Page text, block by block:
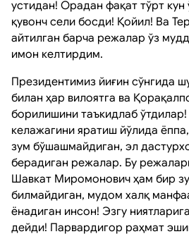
устидан! Орадан фақат тўрт кун
қувонч сели босди! Қойил! Ва
айтилган барча режалар ўз
имон келтирдим.
Президентимиз йиғин сўнгида
билан ҳар вилоятга ва
борилишини таъкидлаб
келажагини яратиш йўлида
зум бўшашмайдиган, эл
берадиган режалар. Бу
Шавкат Миромонович ҳам бир
билмайдиган, мудом халқ
ёнадиган инсон! Эзгу
дейди! Парвардигор раҳмат